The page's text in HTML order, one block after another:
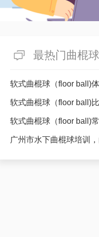
最热门曲棍
软式曲棍球（floor ball)
软式曲棍球（floor ball)
软式曲棍球（floor ball)
广州市水下曲棍球培训